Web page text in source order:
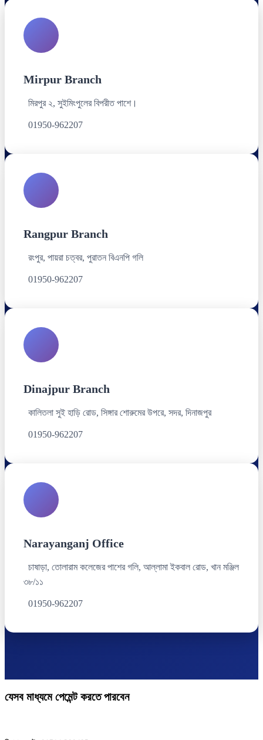
Mirpur Branch
মিরপুর ২, সুইমিংপুলের বিপরীত পাশে।
01950-962207
Rangpur Branch
রংপুর, পায়রা চত্বর, পুরাতন বিএনপি গলি
01950-962207
Dinajpur Branch
কালিতলা সুই হাড়ি রোড, সিঙ্গার শোরুমের উপরে, সদর, দিনাজপুর
01950-962207
Narayanganj Office
চাষাড়া, তোলারাম কলেজের পাশের গলি, আল্লামা ইকবাল রোড, খান মঞ্জিল
৩৮/১১
01950-962207
যেসব মাধ্যমে পেমেন্ট করতে পারবেন